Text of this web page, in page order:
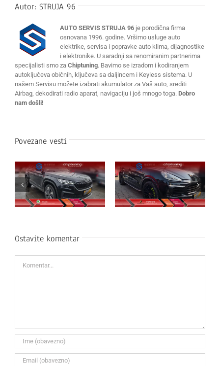
Autor: STRUJA 96
AUTO SERVIS STRUJA 96 je porodična firma
osnovana 1996. godine. Vršimo usluge auto
elektrike, servisa i popravke auto klima, dijagnostike
i elektronike. U saradnji sa renomiranim partnerima
specijalisti smo za Chiptuning. Bavimo se izradom i kodiranjem
autoključeva običnih, ključeva sa daljincem i Keyless sistema. U
našem Servisu možete izabrati akumulator za Vaš auto, srediti
Airbag, dekodirati radio aparat, navigaciju i još mnogo toga. Dobro
nam došli!
Povezane vesti
Ostavite komentar